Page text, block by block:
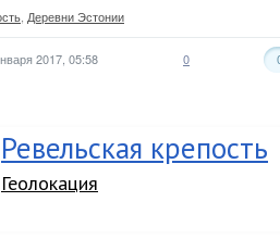
Деревни Эстонии
2017, 05:58 0
Ревельская крепость
Геолокация